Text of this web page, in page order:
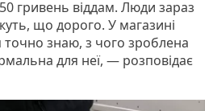
гривень віддам. Люди зараз
що дорого. У магазині
знаю, з чого зроблена
для неї, — розповідає